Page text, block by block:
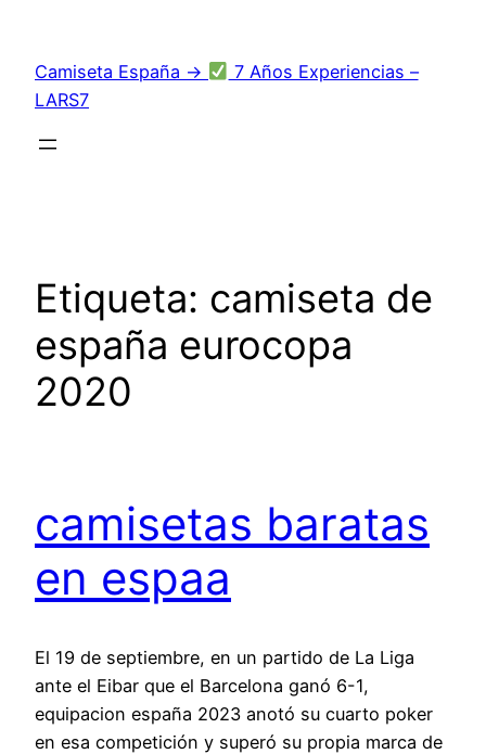
contenido
Camiseta España →
7 Años Experiencias –
LARS7
Etiqueta: camiseta de
españa eurocopa
2020
camisetas baratas
en espaa
El 19 de septiembre, en un partido de La Liga
ante el Eibar que el Barcelona ganó 6-1,
equipacion españa 2023 anotó su cuarto poker
en esa competición y superó su propia marca de